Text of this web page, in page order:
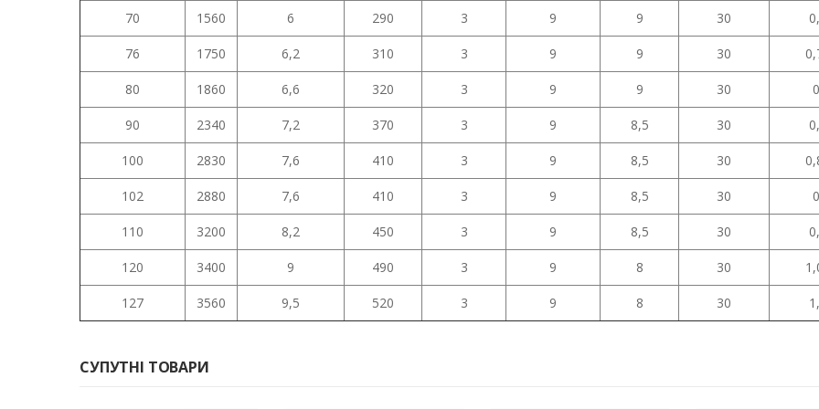
70 1560 6 290 3 9 9 30
76 1750 6,2 310 3 9 9 30
80 1860 6,6 320 3 9 9 30
90 2340 7,2 370 3 9 8,5 30
100 2830 7,6 410 3 9 8,5 30
102 2880 7,6 410 3 9 8,5 30
110 3200 8,2 450 3 9 8,5 30
120 3400 9 490 3 9 8 30
127 3560 9,5 520 3 9 8 30
СУПУТНІ ТОВАРИ